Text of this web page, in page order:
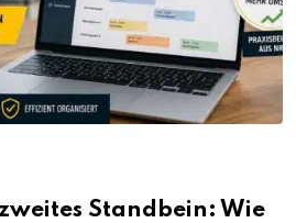
Standbein: Wie